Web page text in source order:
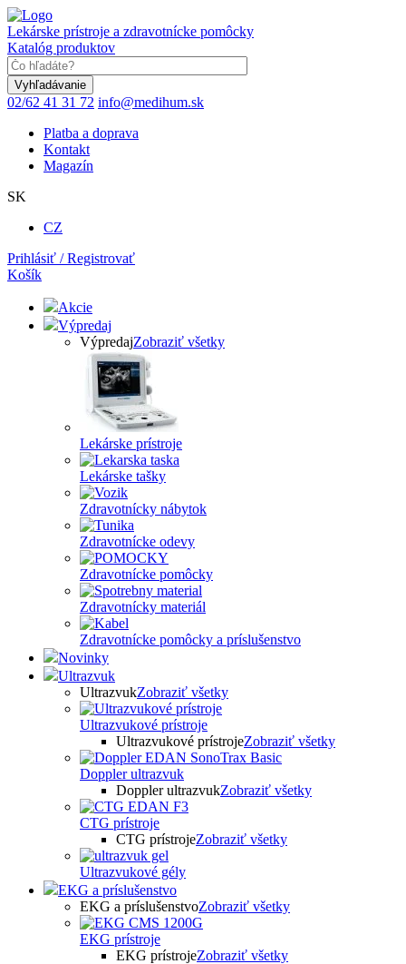
Skočiť
na
hlavný
obsah
Lekárske prístroje a zdravotnícke pomôcky
Katalóg produktov
02/62 41 31 72 info@medihum.sk
Platba a doprava
Kontakt
Magazín
SK
CZ
Prihlásiť / Registrovať
Košík
Akcie
Výpredaj
VýpredajZobraziť všetky
Lekárske prístroje
Lekárske tašky
Zdravotnícky nábytok
Zdravotnícke odevy
Zdravotnícke pomôcky
Zdravotnícky materiál
Zdravotnícke pomôcky a príslušenstvo
Novinky
Ultrazvuk
UltrazvukZobraziť všetky
Ultrazvukové prístroje
Ultrazvukové prístrojeZobraziť všetky
Doppler ultrazvuk
Doppler ultrazvukZobraziť všetky
CTG prístroje
CTG prístrojeZobraziť všetky
Ultrazvukové gély
EKG a príslušenstvo
EKG a príslušenstvoZobraziť všetky
EKG prístroje
EKG prístrojeZobraziť všetky